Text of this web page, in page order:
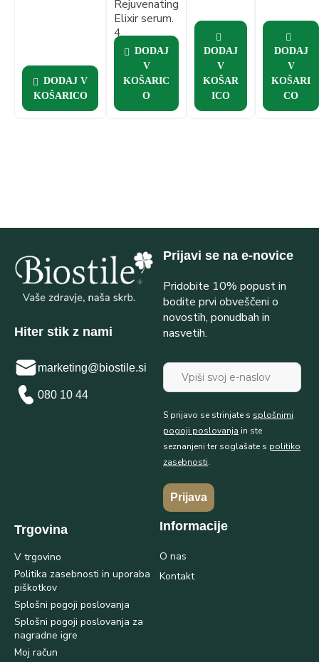
DODAJ V
KOŠARICO
Rejuvenating
Elixir serum.
4
patentirane
sestavine.
Darilo:
masažni set.
DODAJ
V
KOŠARIC
O
DODAJ
V
KOŠAR
ICO
DODAJ
V
KOŠARI
CO
Hiter stik z nami
marketing@biostile.si
080 10 44
Prijavi se na e-novice
Pridobite 10% popust in
bodite prvi obveščeni o
novostih, ponudbah in
nasvetih.
S prijavo se strinjate s splošnimi
pogoji poslovanja in ste
seznanjeni ter soglašate s politiko
zasebnosti.
Prijava
Trgovina
V trgovino
Politika zasebnosti in uporaba
piškotkov
Splošni pogoji poslovanja
Splošni pogoji poslovanja za
nagradne igre
Moj račun
Informacije
O nas
Kontakt